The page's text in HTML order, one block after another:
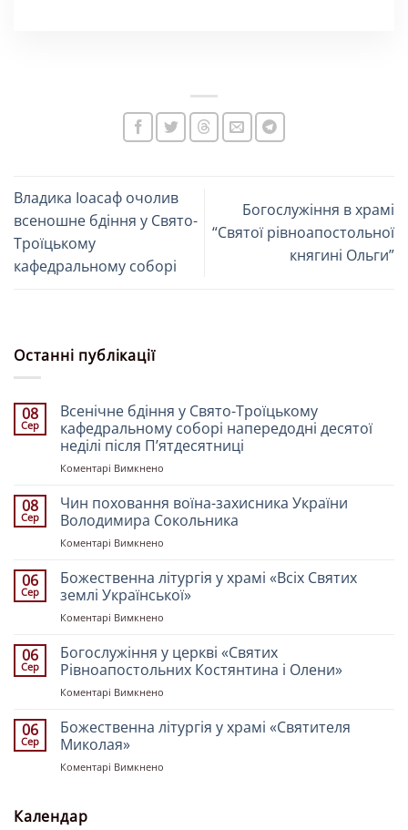
Владика Іоасаф очолив
всеношне бдіння у Свято-
Троїцькому
кафедральному соборі
Богослужіння в храмі
“Святої рівноапостольної
княгині Ольги”
Останні публікації
08
Сер
Всенічне бдіння у Свято-Троїцькому
кафедральному соборі напередодні десятої
неділі після Пʼятдесятниці
Коментарі Вимкнено
бдіння
Свято-
соборі
напередодні
Пʼятдесятниці
08
Сер
Чин поховання воїна-захисника України
Володимира Сокольника
Коментарі Вимкнено
поховання
воїна-
захисника
Сокольника
06
Сер
Божественна літургія у храмі «Всіх Святих
землі Української»
Коментарі Вимкнено
літургія
у
храмі
землі
Української»
06
Сер
Богослужіння у церкві «Святих
Рівноапостольних Костянтина і Олени»
Коментарі Вимкнено
у
церкві
06
Сер
Божественна літургія у храмі «Святителя
Миколая»
Коментарі Вимкнено
Календар